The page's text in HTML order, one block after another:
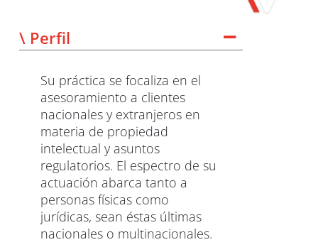
\ Perfil
Su práctica se focaliza en el
asesoramiento a clientes
nacionales y extranjeros en
materia de propiedad
intelectual y asuntos
regulatorios. El espectro de su
actuación abarca tanto a
personas físicas como
jurídicas, sean éstas últimas
nacionales o multinacionales.